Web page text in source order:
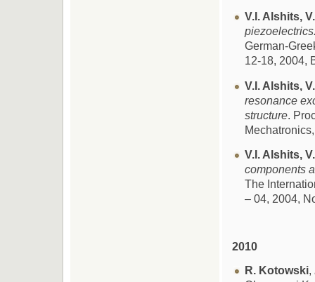
V.I. Alshits,
German-
12-18, 2004,
V.I. Alshits,
resonance
structure.
V.I. Alshits,
components
The
– 04, 2004,
2010
R. Kotowski,